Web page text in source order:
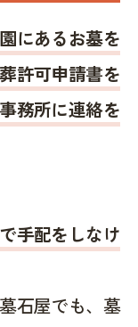
にあるお墓を
許可申請書を
務所に連絡を
手配をしなけ
石屋でも、墓